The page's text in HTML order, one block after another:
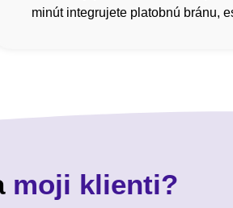
minút integrujete platobnú bránu,
moji klienti?